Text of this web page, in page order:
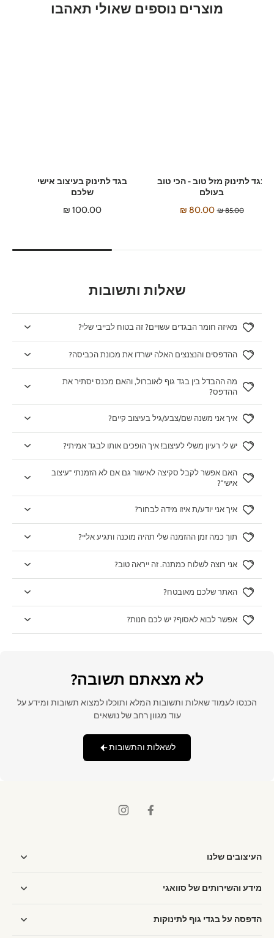
מוצרים נוספים שאולי תאהבו
בגד לתינוק בעיצוב אישי
שלכם
100.00 ₪
בגד לתינוק מזל טוב - הכי טוב
בעולם
85.00 ₪
80.00 ₪
שאלות ותשובות
מאיזה חומר הבגדים עשויים? זה בטוח לבייבי שלי?
ההדפסים והנצנצים האלה ישרדו את מכונת הכביסה?
מה ההבדל בין בגד גוף לאוברול, והאם מכנס יסתיר את
ההדפס?
איך אני משנה שם/צבע/גיל בעיצוב קיים?
יש לי רעיון משלי לעיצוב! איך הופכים אותו לבגד אמיתי?
האם אפשר לקבל סקיצה לאישור גם אם לא הזמנתי "עיצוב
אישי"?
איך אני יודע/ת איזו מידה לבחור?
תוך כמה זמן ההזמנה שלי תהיה מוכנה ותגיע אליי?
אני רוצה לשלוח כמתנה. זה ייראה טוב?
האתר שלכם מאובטח?
אפשר לבוא לאסוף? יש לכם חנות?
לא מצאתם תשובה?
הכנסו לעמוד שאלות ותשובות המלא ותוכלו למצוא תשובות ומידע על
עוד מגוון רחב של נושאים
לשאלות והתשובות
העיצובים שלנו
מידע והשירותים של סוואגי
הדפסה על בגדי גוף לתינוקות